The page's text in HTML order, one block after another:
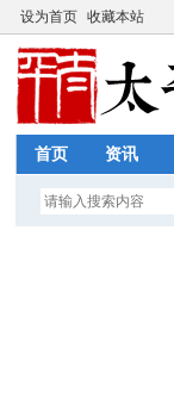
设为首页 收藏本站
首页 资讯